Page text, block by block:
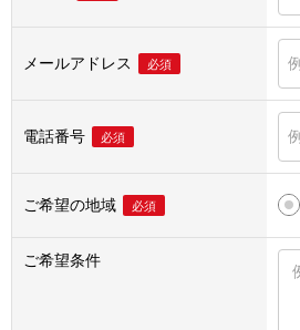
メールアドレス 必須
電話番号 必須
ご希望の地域 必須
ご希望条件